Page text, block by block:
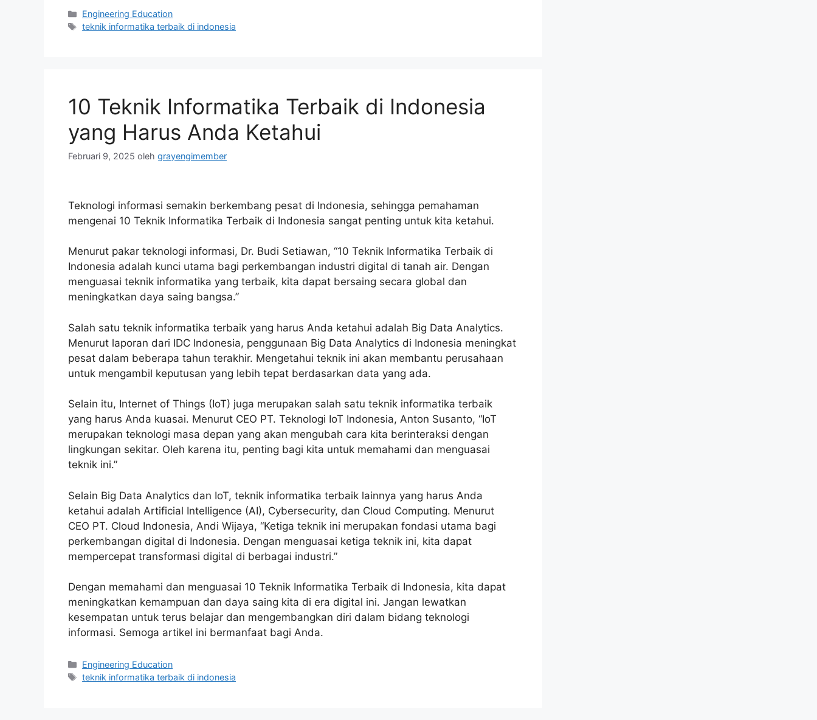
Kategori
Engineering Education
Tag
teknik informatika terbaik di indonesia
10 Teknik Informatika Terbaik di Indonesia
yang Harus Anda Ketahui
Februari 9, 2025 oleh grayengimember
Teknologi informasi semakin berkembang pesat di Indonesia, sehingga pemahaman
mengenai 10 Teknik Informatika Terbaik di Indonesia sangat penting untuk kita ketahui.
Menurut pakar teknologi informasi, Dr. Budi Setiawan, “10 Teknik Informatika Terbaik di
Indonesia adalah kunci utama bagi perkembangan industri digital di tanah air. Dengan
menguasai teknik informatika yang terbaik, kita dapat bersaing secara global dan
meningkatkan daya saing bangsa.”
Salah satu teknik informatika terbaik yang harus Anda ketahui adalah Big Data Analytics.
Menurut laporan dari IDC Indonesia, penggunaan Big Data Analytics di Indonesia meningkat
pesat dalam beberapa tahun terakhir. Mengetahui teknik ini akan membantu perusahaan
untuk mengambil keputusan yang lebih tepat berdasarkan data yang ada.
Selain itu, Internet of Things (IoT) juga merupakan salah satu teknik informatika terbaik
yang harus Anda kuasai. Menurut CEO PT. Teknologi IoT Indonesia, Anton Susanto, “IoT
merupakan teknologi masa depan yang akan mengubah cara kita berinteraksi dengan
lingkungan sekitar. Oleh karena itu, penting bagi kita untuk memahami dan menguasai
teknik ini.”
Selain Big Data Analytics dan IoT, teknik informatika terbaik lainnya yang harus Anda
ketahui adalah Artificial Intelligence (AI), Cybersecurity, dan Cloud Computing. Menurut
CEO PT. Cloud Indonesia, Andi Wijaya, “Ketiga teknik ini merupakan fondasi utama bagi
perkembangan digital di Indonesia. Dengan menguasai ketiga teknik ini, kita dapat
mempercepat transformasi digital di berbagai industri.”
Dengan memahami dan menguasai 10 Teknik Informatika Terbaik di Indonesia, kita dapat
meningkatkan kemampuan dan daya saing kita di era digital ini. Jangan lewatkan
kesempatan untuk terus belajar dan mengembangkan diri dalam bidang teknologi
informasi. Semoga artikel ini bermanfaat bagi Anda.
Kategori
Engineering Education
Tag
teknik informatika terbaik di indonesia